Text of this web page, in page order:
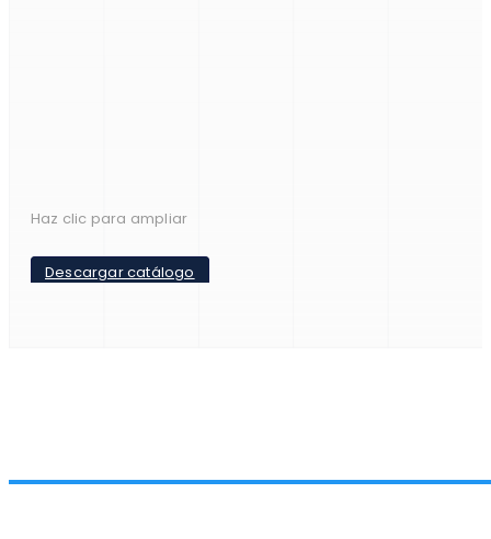
Haz clic para ampliar
Descargar catálogo